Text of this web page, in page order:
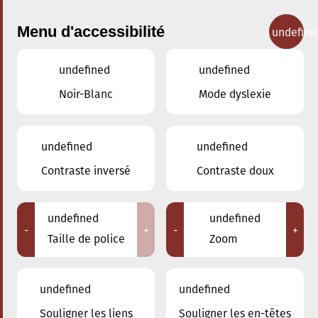
Concerts
Menu d'accessibilité
undefined
Noir-Blanc
undefined
Mode dyslexie
undefined
Contraste inversé
undefined
Contraste doux
-
undefined
Taille de police
+ -
undefined
Zoom
+
undefined
Souligner les liens
undefined
Souligner les en-têtes